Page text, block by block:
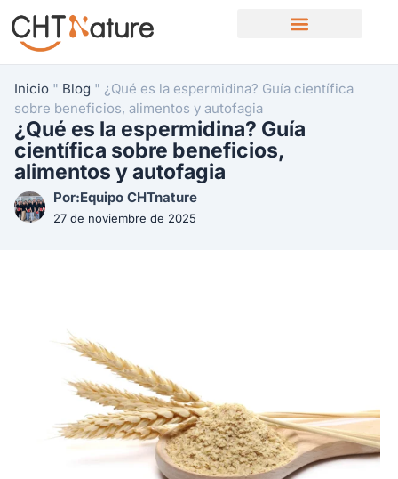
Inicio " Blog " ¿Qué es la espermidina? Guía científica
sobre beneficios, alimentos y autofagia
¿Qué es la espermidina? Guía
científica sobre beneficios,
alimentos y autofagia
Por:Equipo CHTnature
27 de noviembre de 2025